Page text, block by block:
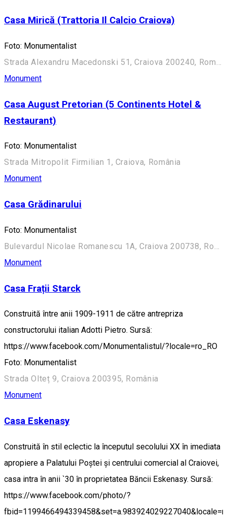
Casa Mirică (Trattoria Il Calcio Craiova)
Foto: Monumentalist
Strada Alexandru Macedonski 51, Craiova 200240, România
Monument
Casa August Pretorian (5 Continents Hotel &
Restaurant)
Foto: Monumentalist
Strada Mitropolit Firmilian 1, Craiova, România
Monument
Casa Grădinarului
Foto: Monumentalist
Monument
Casa Frații Starck
Construită între anii 1909-1911 de către antrepriza
constructorului italian Adotti Pietro. Sursă:
https://www.facebook.com/Monumentalistul/?locale=ro_RO
Foto: Monumentalist
Strada Olteț 9, Craiova 200395, România
Monument
Casa Eskenasy
Construită în stil eclectic la începutul secolului XX în imediata
apropiere a Palatului Poștei și centrului comercial al Craiovei,
casa intra în anii `30 în proprietatea Băncii Eskenasy. Sursă:
https://www.facebook.com/photo/?